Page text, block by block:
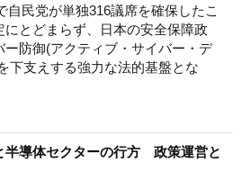
自民党が単独316議席を確保したこ
にとどまらず、日本の安全保障政
防御(アクティブ・サイバー・デ
下支えする強力な法的基盤とな
半導体セクターの行方 政策運営と